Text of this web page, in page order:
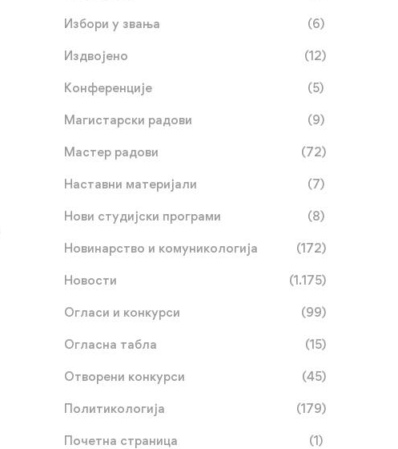
Избори у звања (6)
Издвојено (12)
Конференције (5)
Магистарски радови (9)
Мастер радови (72)
Наставни материјали (7)
Нови студијски програми (8)
Новинарство и комуникологија (172)
Новости (1.175)
Огласи и конкурси (99)
Огласна табла (15)
Отворени конкурси (45)
Политикологија (179)
Почетна страница (1)